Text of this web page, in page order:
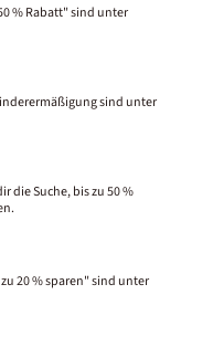
% Rabatt" sind unter
sind unter
die Suche, bis zu 50 %
20 % sparen" sind unter